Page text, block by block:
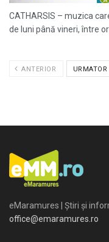
CATHARSIS – muzica
de luni până vineri, între
ANTERIOR URMATOR
eMaramures | Știri și
office@emaramures.ro